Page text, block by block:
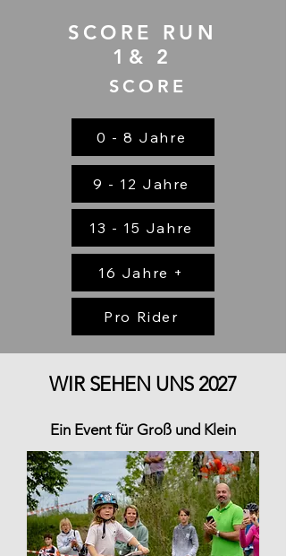
SCORE RUN
1& 2
SCORE
0 - 8 Jahre
9 - 12 Jahre
13 - 15 Jahre
16 Jahre +
Pro Rider
WIR SEHEN UNS 2027
Ein Event für Groß und Klein